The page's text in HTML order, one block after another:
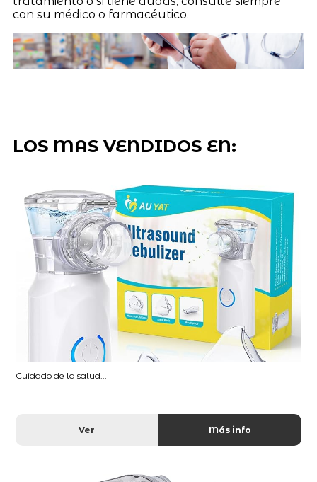
con su médico o farmacéutico.
LOS MAS VENDIDOS EN:
Cuidado de la salud...
Ver Más info